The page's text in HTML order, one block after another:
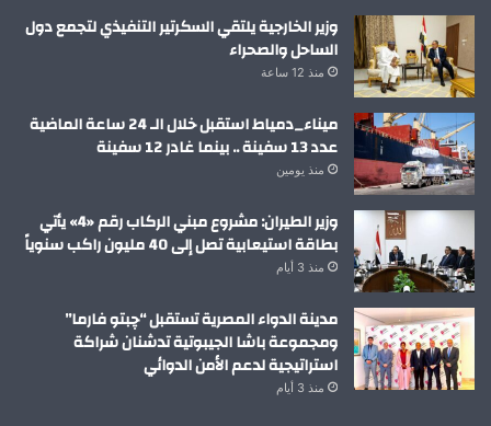
وزير الخارجية يلتقي السكرتير التنفيذي لتجمع دول
الساحل والصحراء
منذ 12 ساعة
ميناء_دمياط استقبل خلال الـ 24 ساعة الماضية
عدد 13 سفينة .. بينما غادر 12 سفينة
منذ يومين
وزير الطيران: مشروع مبني الركاب رقم «4» يأتي
بطاقة استيعابية تصل إلى 40 مليون راكب سنوياً
منذ 3 أيام
مدينة الدواء المصرية تستقبل “چبتو فارما”
ومجموعة باشا الجيبوتية تدشنان شراكة
استراتيجية لدعم الأمن الدوائي
منذ 3 أيام